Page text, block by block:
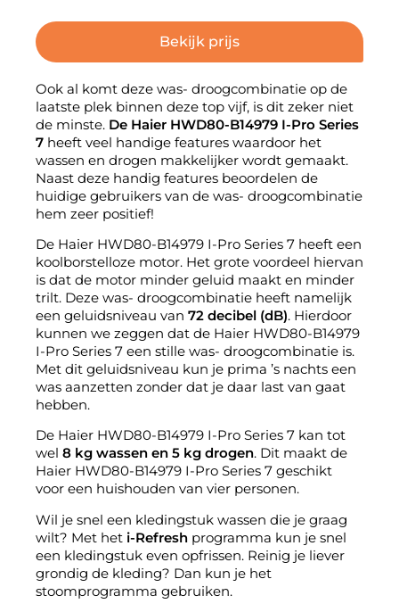
Bekijk prijs
Ook al komt deze was- droogcombinatie op de
laatste plek binnen deze top vijf, is dit zeker niet
de minste. De Haier HWD80-B14979 I-Pro Series
7 heeft veel handige features waardoor het
wassen en drogen makkelijker wordt gemaakt.
Naast deze handig features beoordelen de
huidige gebruikers van de was- droogcombinatie
hem zeer positief!
De Haier HWD80-B14979 I-Pro Series 7 heeft een
koolborstelloze motor. Het grote voordeel hiervan
is dat de motor minder geluid maakt en minder
trilt. Deze was- droogcombinatie heeft namelijk
een geluidsniveau van 72 decibel (dB). Hierdoor
kunnen we zeggen dat de Haier HWD80-B14979
I-Pro Series 7 een stille was- droogcombinatie is.
Met dit geluidsniveau kun je prima ’s nachts een
was aanzetten zonder dat je daar last van gaat
hebben.
De Haier HWD80-B14979 I-Pro Series 7 kan tot
wel 8 kg wassen en 5 kg drogen. Dit maakt de
Haier HWD80-B14979 I-Pro Series 7 geschikt
voor een huishouden van vier personen.
Wil je snel een kledingstuk wassen die je graag
wilt? Met het i-Refresh programma kun je snel
een kledingstuk even opfrissen. Reinig je liever
grondig de kleding? Dan kun je het
stoomprogramma gebruiken.